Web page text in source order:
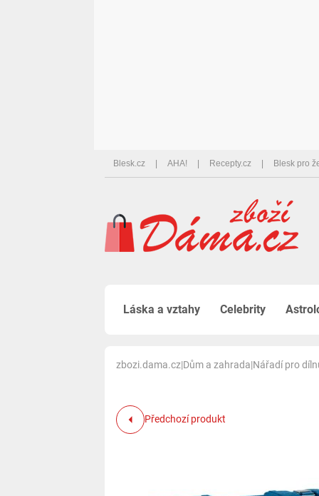
Blesk.cz AHA! Recepty.cz Blesk pro
Láska a vztahy Celebrity
zbozi.dama.cz|Dům a zahrada|Nářadí pro
Předchozí produkt